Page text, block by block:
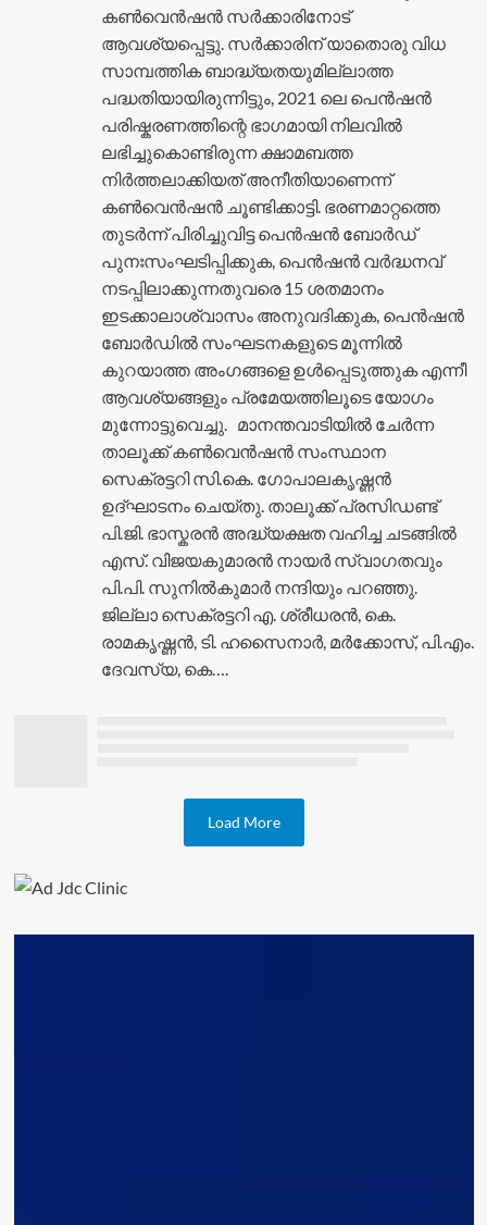
കൺവെൻഷൻ സർക്കാരിനോട്
ആവശ്യപ്പെട്ടു. സർക്കാരിന് യാതൊരു വിധ
സാമ്പത്തിക ബാദ്ധ്യതയുമില്ലാത്ത
പദ്ധതിയായിരുന്നിട്ടും, 2021 ലെ പെൻഷൻ
പരിഷ്കരണത്തിന്റെ ഭാഗമായി നിലവിൽ
ലഭിച്ചുകൊണ്ടിരുന്ന ക്ഷാമബത്ത
നിർത്തലാക്കിയത് അനീതിയാണെന്ന്
കൺവെൻഷൻ ചൂണ്ടിക്കാട്ടി. ഭരണമാറ്റത്തെ
തുടർന്ന് പിരിച്ചുവിട്ട പെൻഷൻ ബോർഡ്
പുനഃസംഘടിപ്പിക്കുക, പെൻഷൻ വർദ്ധനവ്
നടപ്പിലാക്കുന്നതുവരെ 15 ശതമാനം
ഇടക്കാലാശ്വാസം അനുവദിക്കുക, പെൻഷൻ
ബോർഡിൽ സംഘടനകളുടെ മൂന്നിൽ
കുറയാത്ത അംഗങ്ങളെ ഉൾപ്പെടുത്തുക എന്നീ
ആവശ്യങ്ങളും പ്രമേയത്തിലൂടെ യോഗം
മുന്നോട്ടുവെച്ചു. മാനന്തവാടിയിൽ ചേർന്ന
താലൂക്ക് കൺവെൻഷൻ സംസ്ഥാന
സെക്രട്ടറി സി.കെ. ഗോപാലകൃഷ്ണൻ
ഉദ്ഘാടനം ചെയ്തു. താലൂക്ക് പ്രസിഡണ്ട്
പി.ജി. ഭാസ്കരൻ അദ്ധ്യക്ഷത വഹിച്ച ചടങ്ങിൽ
എസ്. വിജയകുമാരൻ നായർ സ്വാഗതവും
പി.പി. സുനിൽകുമാർ നന്ദിയും പറഞ്ഞു.
ജില്ലാ സെക്രട്ടറി എ. ശ്രീധരൻ, കെ.
രാമകൃഷ്ണൻ, ടി. ഹസൈനാർ, മർക്കോസ്, പി.എം.
ദേവസ്യ, കെ….
Load More